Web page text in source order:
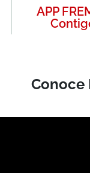
APP
Conoce